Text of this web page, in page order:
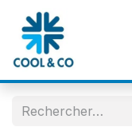
Se rendre au contenu